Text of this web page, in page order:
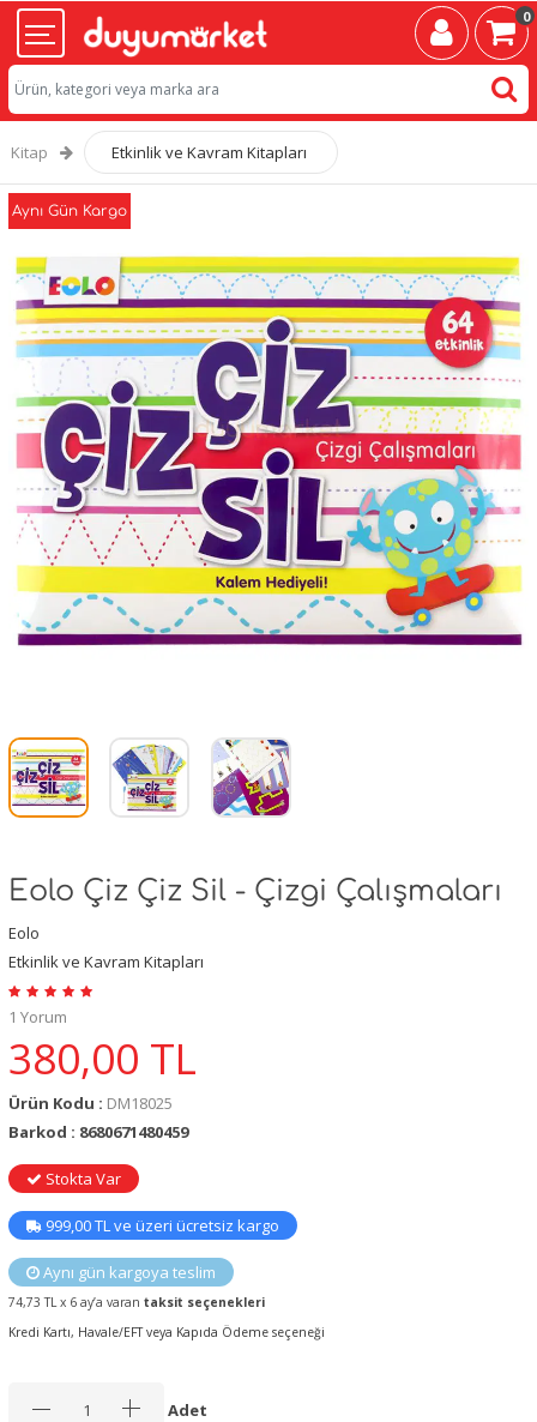
0
Kitap Etkinlik ve Kavram Kitapları
Aynı Gün Kargo
Eolo Çiz Çiz Sil - Çizgi Çalışmaları
Eolo
Etkinlik ve Kavram Kitapları
1 Yorum
380,00 TL
Ürün Kodu : DM18025
Barkod : 8680671480459
Stokta Var
999,00 TL ve üzeri ücretsiz kargo
Aynı gün kargoya teslim
74,73 TL x 6 ay’a varan taksit seçenekleri
Kredi Kartı, Havale/EFT veya Kapıda Ödeme seçeneği
Adet